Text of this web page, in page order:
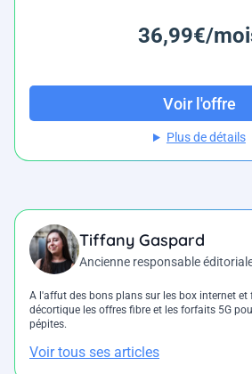
36,99€/
Voir l'offre
Plus de détails
Tiffany Gaspard
Ancienne responsable
A l'affut des bons plans sur les box internet et
décortique les offres fibre et les forfaits 5G
pépites.
Voir tous ses articles